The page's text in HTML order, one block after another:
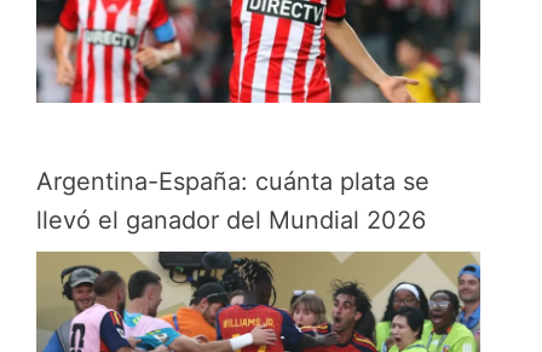
Argentina-España: cuánta plata se
llevó el ganador del Mundial 2026